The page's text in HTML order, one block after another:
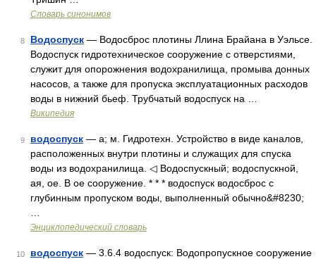
Словарь синонимов
8 Водоспуск — Водосброс плотины Ллина Брайана в Уэльсе.
Водоспуск гидротехническое сооружение с отверстиями,
служит для опорожнения водохранилища, промыва донных
насосов, а также для пропуска эксплуатационных расходов
воды в нижний бьеф. Трубчатый водоспуск на …
Википедия
9 водоспуск — а; м. Гидротехн. Устройство в виде каналов,
расположенных внутри плотины и служащих для спуска
воды из водохранилища. ◁ Водоспускный; водоспускной,
ая, ое. В ое сооружение. * * * водоспуск водосброс с
глубинным пропуском воды, выполненный обычно&#8230;
Энциклопедический словарь
10 водоспуск — 3.6.4 водоспуск: Водопропускное сооружение